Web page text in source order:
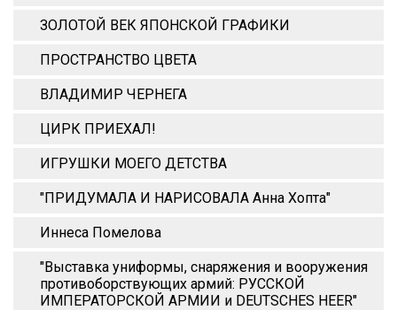
ЗОЛОТОЙ ВЕК ЯПОНСКОЙ ГРАФИКИ
ПРОСТРАНСТВО ЦВЕТА
ВЛАДИМИР ЧЕРНЕГА
ЦИРК ПРИЕХАЛ!
ИГРУШКИ МОЕГО ДЕТСТВА
"ПРИДУМАЛА И НАРИСОВАЛА Анна Xопта"
Иннеса Помелова
"Выставка униформы, снаряжения и вооружения
противоборствующих армий: РУССКОЙ
ИМПЕРАТОРСКОЙ АРМИИ и DEUTSCHES HEER"